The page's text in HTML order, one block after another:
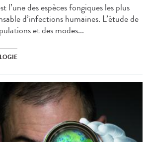
l’une des espèces fongiques les plus
d’infections humaines. L’étude de
et des modes...